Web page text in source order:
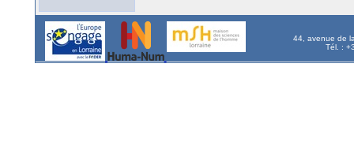
44, avenue de
Tél. :